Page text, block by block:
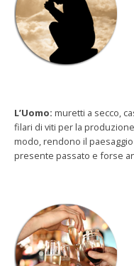
L’Uomo: muretti a secco,
filari di viti per la
modo, rendono il
presente passato e forse